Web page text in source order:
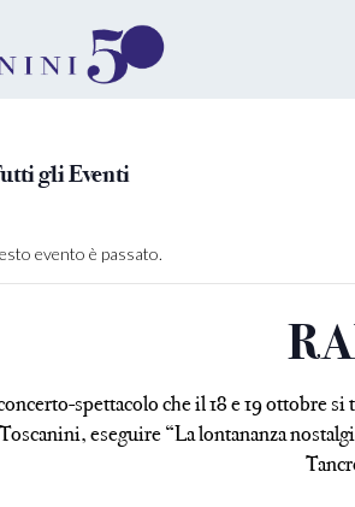
gli Eventi
evento è passato.
spettacolo che il 18 e 19 ottobre
Toscanini, eseguire “La lontananza